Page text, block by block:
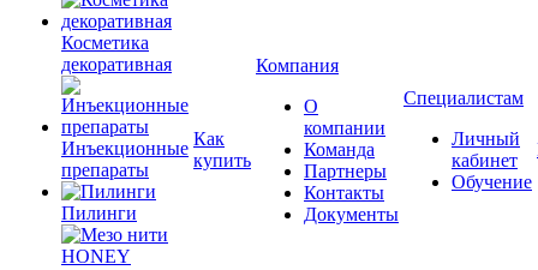
Косметика
декоративная
Инъекционные
препараты
Пилинги
Как
купить
Компания
О
компании
Команда
Партнеры
Контакты
Документы
Специалистам
Личный
кабинет
Обучение